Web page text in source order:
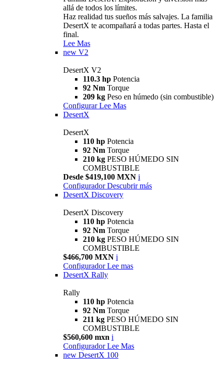
allá de todos los límites.
Haz realidad tus sueños más salvajes. La familia
DesertX te acompañará a todas partes. Hasta el
final.
Lee Mas
new V2
DesertX V2
110.3 hp Potencia
92 Nm Torque
209 kg Peso en húmedo (sin combustible)
Configurar Lee Mas
DesertX
DesertX
110 hp Potencia
92 Nm Torque
210 kg PESO HÚMEDO SIN
COMBUSTIBLE
Desde $419,100 MXN i
Configurador Descubrir más
DesertX Discovery
DesertX Discovery
110 hp Potencia
92 Nm Torque
210 kg PESO HÚMEDO SIN
COMBUSTIBLE
$466,700 MXN i
Configurador Lee mas
DesertX Rally
Rally
110 hp Potencia
92 Nm Torque
211 kg PESO HÚMEDO SIN
COMBUSTIBLE
$560,600 mxn i
Configurador Lee Mas
new DesertX 100